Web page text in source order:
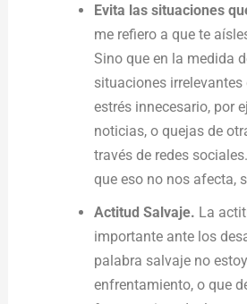
Evita las situaciones
me refiero a que te
Sino que en la medida
situaciones irrelevantes
estrés innecesario, por
noticias, o quejas de
través de redes
que eso no nos afecta,
Actitud Salvaje. La
importante ante los
palabra salvaje no
enfrentamiento, o que